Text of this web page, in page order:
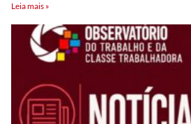
Leia mais »